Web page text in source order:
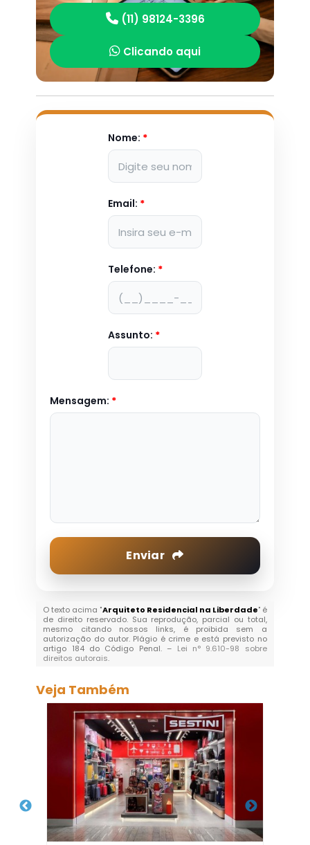
(11) 98124-3396
Clicando aqui
Nome: *
Email: *
Telefone: *
Assunto: *
Mensagem: *
Enviar
O texto acima "Arquiteto Residencial na Liberdade" é
de direito reservado. Sua reprodução, parcial ou total,
mesmo citando nossos links, é proibida sem a
autorização do autor. Plágio é crime e está previsto no
artigo 184 do Código Penal. – Lei n° 9.610-98 sobre
direitos autorais.
Veja Também